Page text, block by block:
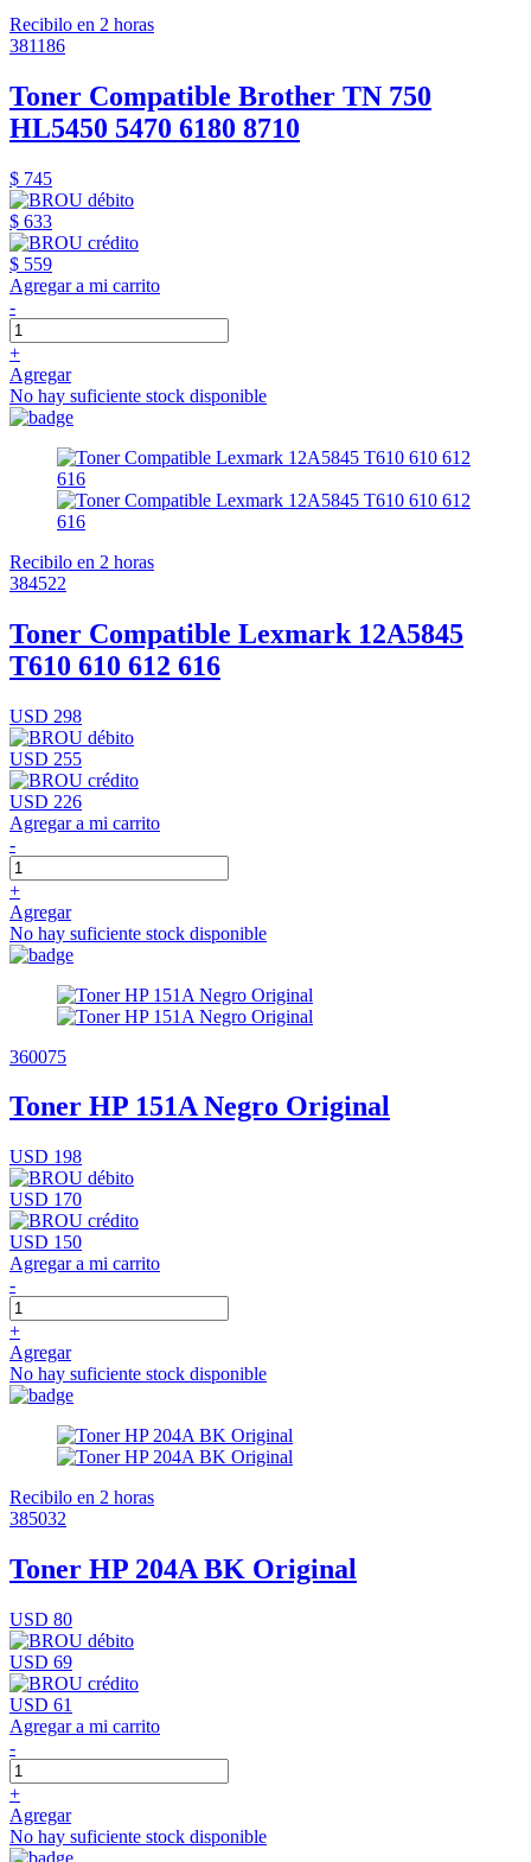
Recibilo en 2 horas
381186
Toner Compatible Brother TN 750
HL5450 5470 6180 8710
$ 745
$ 633
$ 559
Agregar a mi carrito
-
+
Agregar
No hay suficiente stock disponible
Recibilo en 2 horas
384522
Toner Compatible Lexmark 12A5845
T610 610 612 616
USD 298
USD 255
USD 226
Agregar a mi carrito
-
+
Agregar
No hay suficiente stock disponible
360075
Toner HP 151A Negro Original
USD 198
USD 170
USD 150
Agregar a mi carrito
-
+
Agregar
No hay suficiente stock disponible
Recibilo en 2 horas
385032
Toner HP 204A BK Original
USD 80
USD 69
USD 61
Agregar a mi carrito
-
+
Agregar
No hay suficiente stock disponible